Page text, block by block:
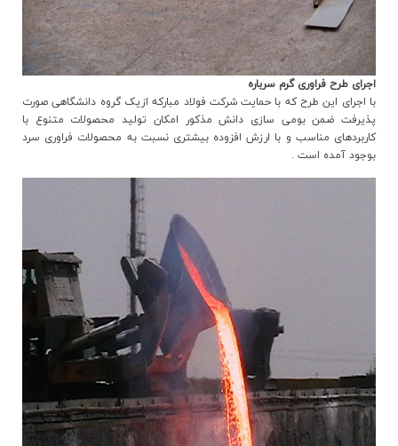
اجراي طرح فراوري گرم سرباره
با اجراي اين طرح که با حمايت شرکت فولاد مبارکه ازيک گروه دانشگاهي صورت
پذيرفت ضمن بومي سازي دانش مذکور امکان توليد محصولات متنوع با
کاربردهاي مناسب و با ارزش افزوده بيشتري نسبت به محصولات فراوري سرد
بوجود آمده است .